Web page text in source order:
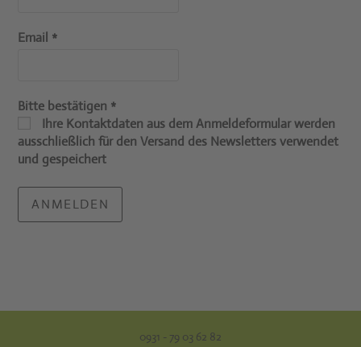
Email *
Bitte bestätigen *
Ihre Kontaktdaten aus dem Anmeldeformular werden
ausschließlich für den Versand des Newsletters verwendet
und gespeichert
0931 - 79 03 62 82